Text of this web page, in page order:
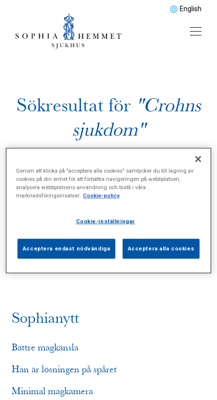
English
Sökresultat för "Crohns
sjukdom"
Sophianytt
Bättre magkänsla
Han är lösningen på spåret
Minimal magkamera
Genom att klicka på "acceptera alla cookies" samtycker du till lagring av
cookies på din enhet för att förbättra navigeringen på webbplatsen,
analysera webbplatsens användning och bistå i våra
marknadsföringsinsatser. Cookie-policy
Cookie-inställningar
Acceptera endast nödvändiga Acceptera alla cookies